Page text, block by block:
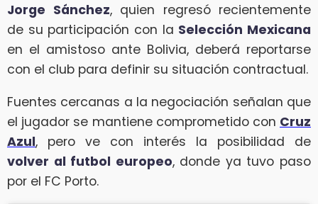
Jorge Sánchez, quien regresó recientemente
de su participación con la Selección Mexicana
en el amistoso ante Bolivia, deberá reportarse
con el club para definir su situación contractual.
Fuentes cercanas a la negociación señalan que
el jugador se mantiene comprometido con Cruz
Azul, pero ve con interés la posibilidad de
volver al futbol europeo, donde ya tuvo paso
por el FC Porto.